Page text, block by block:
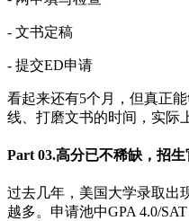
- 文书定稿
- 提交ED申请
看起来还有5个月，但真正
线、打磨文书的时间，实际
Part 03.高分已不稀缺，招生
过去几年，美国大学录取出
越多。申请池中GPA 4.0/